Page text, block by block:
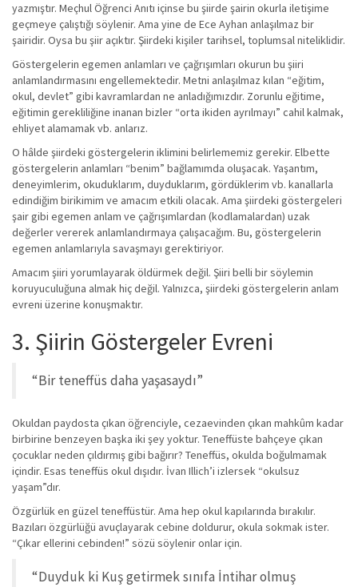
yazmıştır. Meçhul Öğrenci Anıtı içinse bu şiirde şairin okurla iletişime
geçmeye çalıştığı söylenir. Ama yine de Ece Ayhan anlaşılmaz bir
şairidir. Oysa bu şiir açıktır. Şiirdeki kişiler tarihsel, toplumsal niteliklidir.
Göstergelerin egemen anlamları ve çağrışımları okurun bu şiiri
anlamlandırmasını engellemektedir. Metni anlaşılmaz kılan “eğitim,
okul, devlet” gibi kavramlardan ne anladığımızdır. Zorunlu eğitime,
eğitimin gerekliliğine inanan bizler “orta ikiden ayrılmayı” cahil kalmak,
ehliyet alamamak vb. anlarız.
O hâlde şiirdeki göstergelerin iklimini belirlememiz gerekir. Elbette
göstergelerin anlamları “benim” bağlamımda oluşacak. Yaşantım,
deneyimlerim, okuduklarım, duyduklarım, gördüklerim vb. kanallarla
edindiğim birikimim ve amacım etkili olacak. Ama şiirdeki göstergeleri
şair gibi egemen anlam ve çağrışımlardan (kodlamalardan) uzak
değerler vererek anlamlandırmaya çalışacağım. Bu, göstergelerin
egemen anlamlarıyla savaşmayı gerektiriyor.
Amacım şiiri yorumlayarak öldürmek değil. Şiiri belli bir söylemin
koruyuculuğuna almak hiç değil. Yalnızca, şiirdeki göstergelerin anlam
evreni üzerine konuşmaktır.
3. Şiirin Göstergeler Evreni
“Bir teneffüs daha yaşasaydı”
Okuldan paydosta çıkan öğrenciyle, cezaevinden çıkan mahkûm kadar
birbirine benzeyen başka iki şey yoktur. Teneffüste bahçeye çıkan
çocuklar neden çıldırmış gibi bağırır? Teneffüs, okulda boğulmamak
içindir. Esas teneffüs okul dışıdır. İvan Illich’i izlersek “okulsuz
yaşam”dır.
Özgürlük en güzel teneffüstür. Ama hep okul kapılarında bırakılır.
Bazıları özgürlüğü avuçlayarak cebine doldurur, okula sokmak ister.
“Çıkar ellerini cebinden!” sözü söylenir onlar için.
“Duyduk ki Kuş getirmek sınıfa İntihar olmuş